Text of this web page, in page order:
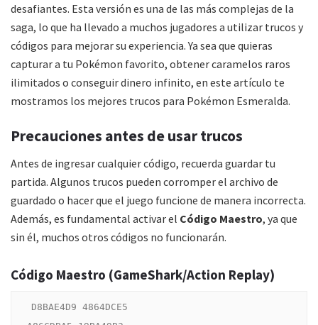
desafiantes. Esta versión es una de las más complejas de la
saga, lo que ha llevado a muchos jugadores a utilizar trucos y
códigos para mejorar su experiencia. Ya sea que quieras
capturar a tu Pokémon favorito, obtener caramelos raros
ilimitados o conseguir dinero infinito, en este artículo te
mostramos los mejores trucos para Pokémon Esmeralda.
Precauciones antes de usar trucos
Antes de ingresar cualquier código, recuerda guardar tu
partida. Algunos trucos pueden corromper el archivo de
guardado o hacer que el juego funcione de manera incorrecta.
Además, es fundamental activar el Código Maestro, ya que
sin él, muchos otros códigos no funcionarán.
Código Maestro (GameShark/Action Replay)
D8BAE4D9 4864DCE5